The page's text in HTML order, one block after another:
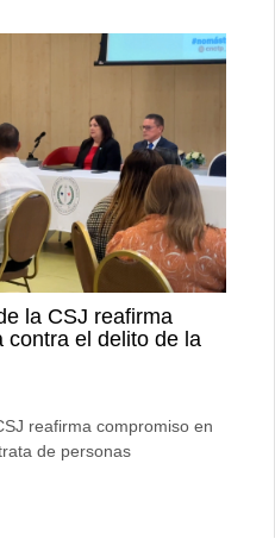
la CSJ reafirma
contra el delito de la
reafirma compromiso en
de personas